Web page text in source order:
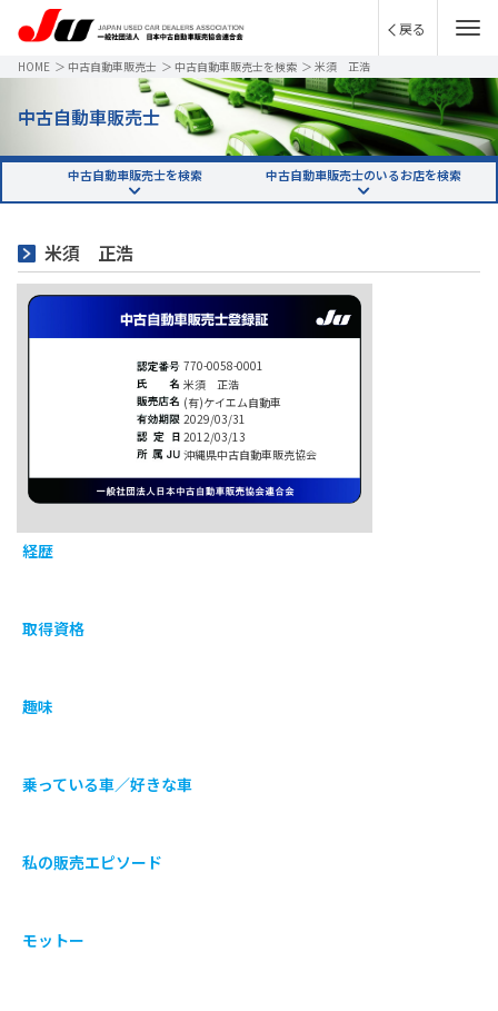
戻る
HOME ＞ 中古自動車販売士 ＞ 中古自動車販売士を検索 ＞ 米須 正浩
中古自動車販売士
中古自動車販売士を検索 中古自動車販売士のいるお店を検索
米須 正浩
770-0058-0001
米須 正浩
(有)ケイエム自動車
2029/03/31
2012/03/13
沖縄県中古自動車販売協会
経歴
取得資格
趣味
乗っている車／好きな車
私の販売エピソード
モットー